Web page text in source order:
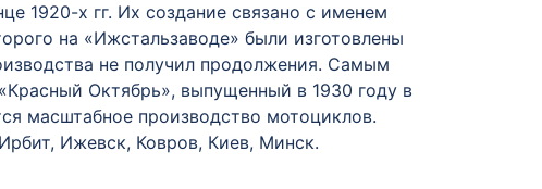
1920-х гг. Их создание связано с именем
на «Ижстальзаводе» были изготовлены
не получил продолжения. Самым
Октябрь», выпущенный в 1930 году в
масштабное производство мотоциклов.
Ижевск, Ковров, Киев, Минск.